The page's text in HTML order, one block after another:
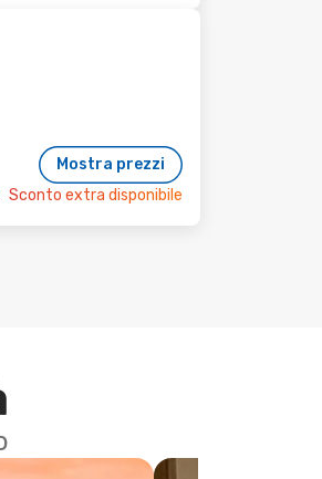
Mostra prezzi
Sconto extra disponibile